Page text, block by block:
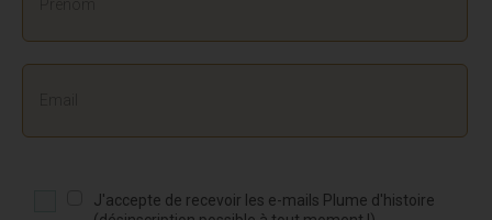
J'accepte de recevoir les e-mails Plume d'histoire